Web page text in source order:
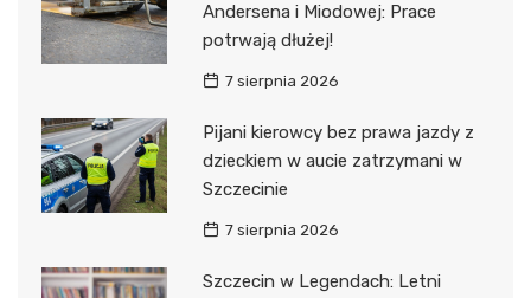
Andersena i Miodowej: Prace
potrwają dłużej!
7 sierpnia 2026
Pijani kierowcy bez prawa jazdy z
dzieckiem w aucie zatrzymani w
Szczecinie
7 sierpnia 2026
Szczecin w Legendach: Letni